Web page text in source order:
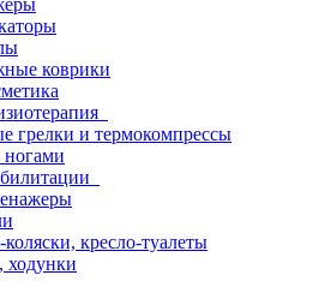
коврики
грелки и термокомпрессы
ногами
кресло-туалеты